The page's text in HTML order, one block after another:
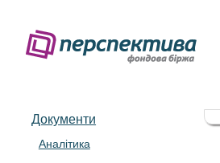
Документи
Аналітика